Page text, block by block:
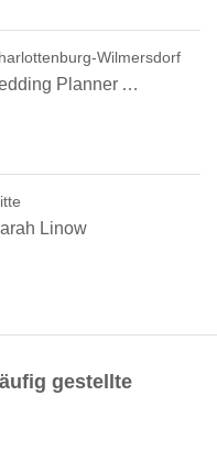
Wilmersdorf
Misses Wedding Planner And More
Linow
gestellte